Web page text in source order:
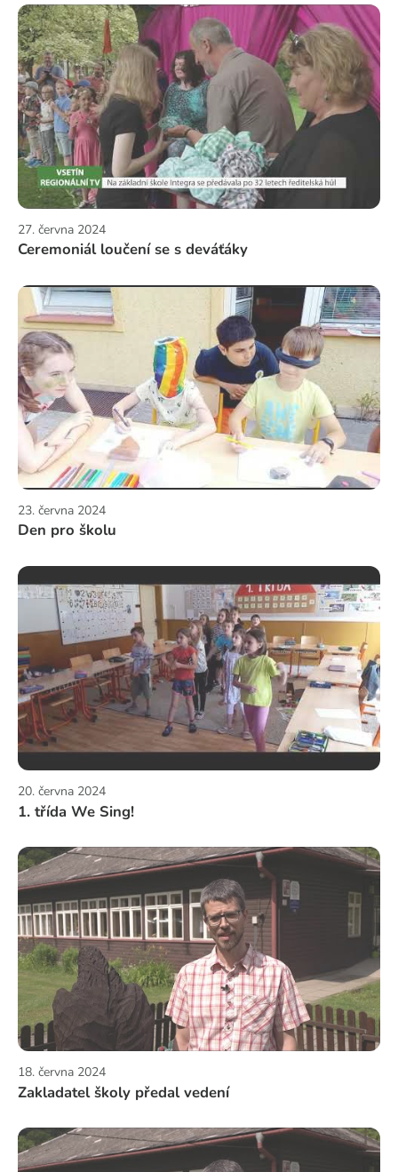
27. června 2024
Ceremoniál loučení se s deváťáky
23. června 2024
Den pro školu
20. června 2024
1. třída We Sing!
18. června 2024
Zakladatel školy předal vedení